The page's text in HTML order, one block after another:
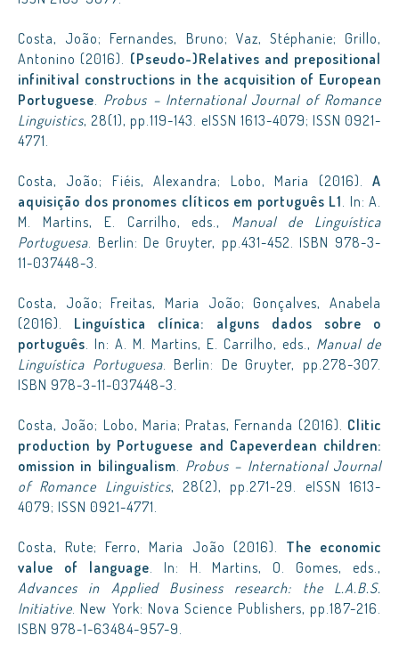
Costa, João; Fernandes, Bruno; Vaz, Stéphanie; Grillo,
Antonino (2016). (Pseudo-)Relatives and prepositional
infinitival constructions in the acquisition of European
Portuguese. Probus – International Journal of Romance
Linguistics, 28(1), pp.119-143. eISSN 1613-4079; ISSN 0921-
4771.
Costa, João; Fiéis, Alexandra; Lobo, Maria (2016). A
aquisição dos pronomes clíticos em português L1. In: A.
M. Martins, E. Carrilho, eds.,
Manual de Linguística
Portuguesa. Berlin: De Gruyter, pp.431-452. ISBN 978-3-
11-037448-3.
Costa, João; Freitas, Maria João; Gonçalves, Anabela
(2016). Linguística clínica: alguns dados sobre o
português. In: A. M. Martins, E. Carrilho, eds., Manual de
Linguística Portuguesa. Berlin: De Gruyter, pp.278-307.
ISBN 978-3-11-037448-3.
Costa, João; Lobo, Maria; Pratas, Fernanda (2016). Clitic
production by Portuguese and Capeverdean children:
omission in bilingualism. Probus – International Journal
of Romance Linguistics, 28(2), pp.271-29. eISSN 1613-
4079; ISSN 0921-4771.
Costa, Rute; Ferro, Maria João (2016). The economic
value of language. In: H. Martins, O. Gomes, eds.,
Advances in Applied Business research: the L.A.B.S.
Initiative. New York: Nova Science Publishers, pp.187-216.
ISBN 978-1-63484-957-9.